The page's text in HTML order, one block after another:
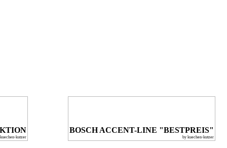
kutzer
BOSCH ACCENT-LINE "BESTPREIS"
by kuechen-kutzer